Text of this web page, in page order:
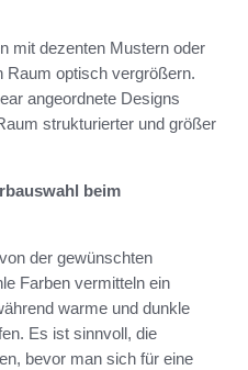
mit dezenten Mustern oder
Raum optisch vergrößern.
angeordnete Designs
strukturierter und größer
beim
der gewünschten
Farben vermitteln ein
warme und dunkle
Es ist sinnvoll, die
bevor man sich für eine